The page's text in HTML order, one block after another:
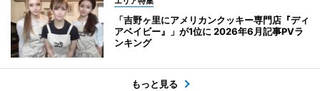
「吉野ヶ里にアメリカンクッキー専門店『ディ
アベイビー』」が1位に 2026年6月記事PVラ
ンキング
もっと見る